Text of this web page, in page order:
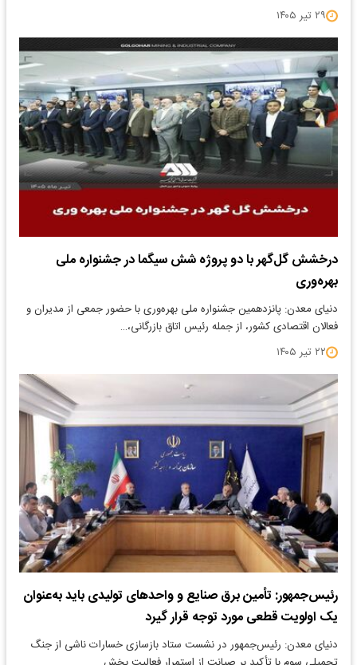
۲۹ تیر ۱۴۰۵
درخشش گل‌گهر با دو پروژه شش سیگما در جشنواره ملی
بهره‌وری
دنیای معدن: پانزدهمین جشنواره ملی بهره‌وری با حضور جمعی از مدیران و
فعالان اقتصادی کشور، از جمله رئیس اتاق بازرگانی،…
۲۲ تیر ۱۴۰۵
رئیس‌جمهور: تأمین برق صنایع و واحدهای تولیدی باید به‌عنوان
یک اولویت قطعی مورد توجه قرار گیرد
دنیای معدن: رئیس‌جمهور در نشست ستاد بازسازی خسارات ناشی از جنگ